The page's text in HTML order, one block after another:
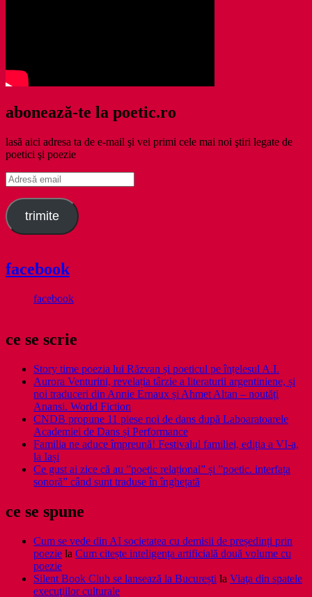
abonează-te la poetic.ro
lasă aici adresa ta de e-mail şi vei primi cele mai noi ştiri legate de
poetici şi poezie
Adresă
email
trimite
facebook
facebook
ce se scrie
Story time poezia lui Răzvan și poeticul pe înțelesul A.I.
Aurora Venturini, revelația târzie a literaturii argentiniene, și
noi traduceri din Annie Ernaux și Ahmet Altan – noutăți
Anansi. World Fiction
CNDB propune 11 piese noi de dans după Laboaratoarele
Academiei de Dans și Performance
Familia ne aduce împreună! Festivalul familiei, ediția a VI-a,
la Iași
Ce gust ai zice că au ”poetic relațional” și ”poetic. interfața
sonoră” când sunt traduse în înghețată
ce se spune
Cum se vede din AI societatea cu demisii de președinți prin
poezie la Cum citește inteligența artificială două volume cu
poezie
Silent Book Club se lansează la București la Viaţa din spatele
execuţiilor culturale